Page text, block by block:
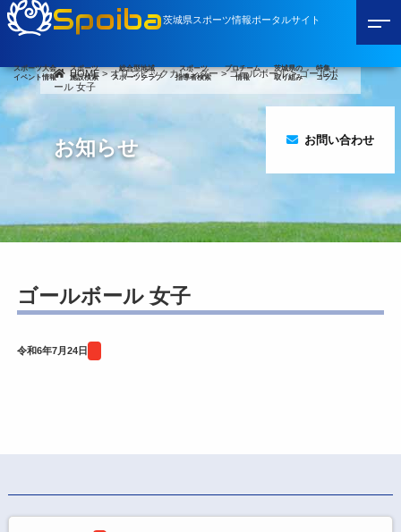
Spoiba茨城県スポーツ情報ポータルサイト
スポーツ大会
イベント情報
スポーツ
施設検索
総合型地域
スポーツクラブ
スポーツ
指導者検索
プロチーム
情報
茨城県の
取り組み
特集・
コラム
お問い合わせ
HOME>オリンピックカレンダー>ゴールボール>ゴールボ
ール 女子
お知らせ
ゴールボール 女子
令和6年7月24日